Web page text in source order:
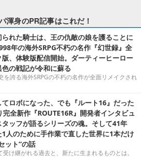
渾身のPR記事はこれだ！
れた騎士は、王の仇敵の娘を護ることに
年の海外SRPG不朽の名作『幻世録』全
、体験版配信開始。ダーティーヒーロー
の戦記が令和に蘇る
を誇る海外SRPGの不朽の名作が全面リメイクされ
ロボになった、でも『ルート16』だった
全新作『ROUTE16R』開発者インタビュ
タッフが語るシリーズの魂。そして41年
人のために手作業で直した世界に1本だけ
ット”の話
受け継がれる過去と、新たに生まれるものとは。